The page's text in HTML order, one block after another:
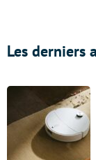
Les derniers